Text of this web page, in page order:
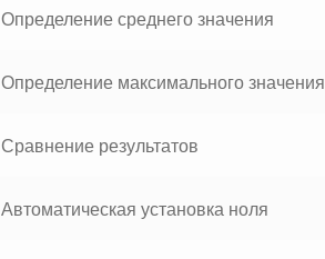
Определение среднего значения
Определение максимального значения
Сравнение результатов
Автоматическая установка ноля